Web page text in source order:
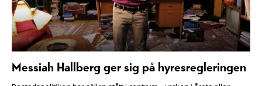
Messiah Hallberg ger sig på hyresregleringen